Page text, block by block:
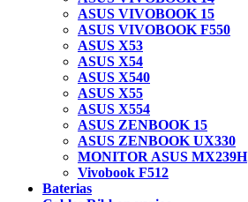
ASUS VIVOBOOK 15
ASUS VIVOBOOK F550
ASUS X53
ASUS X54
ASUS X540
ASUS X55
ASUS X554
ASUS ZENBOOK 15
ASUS ZENBOOK UX330
MONITOR ASUS MX239H
Vivobook F512
Baterias